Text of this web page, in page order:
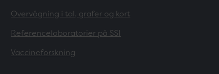
Overvågning i tal, grafer og kort
Referencelaboratorier på SSI
Vaccineforskning